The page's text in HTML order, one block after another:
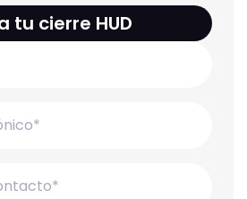
tu cierre HUD